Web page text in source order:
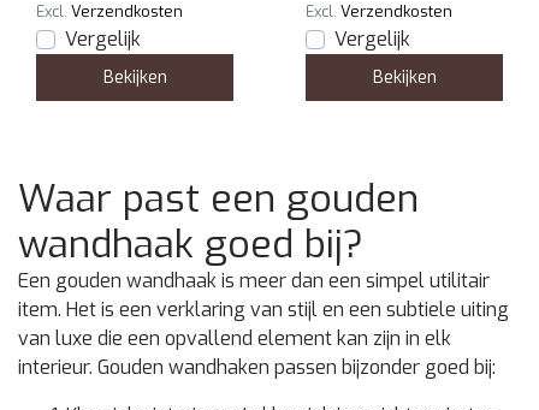
Excl. Verzendkosten
Vergelijk
Bekijken
Excl. Verzendkosten
Vergelijk
Bekijken
Waar past een gouden
wandhaak goed bij?
Een gouden wandhaak is meer dan een simpel utilitair
item. Het is een verklaring van stijl en een subtiele uiting
van luxe die een opvallend element kan zijn in elk
interieur. Gouden wandhaken passen bijzonder goed bij: